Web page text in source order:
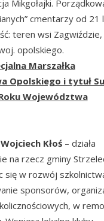
Mikgołajki.
cmentarzy od 21
teren wsi
opolskiego.
Marszałka
Opolskiego i tytuł
Województwa
Kłoś – działa
na rzecz gminy
się w rozwój
sponsorów,
w